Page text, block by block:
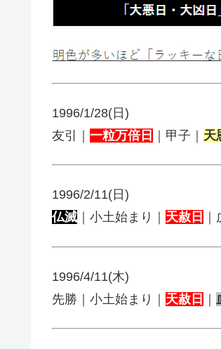
1996/1/28(日)
友引｜ 一粒万倍日 ｜甲子｜ 天
1996/2/11(日)
仏滅 ｜小土始まり｜ 天赦日
1996/4/11(木)
先勝｜小土始まり｜ 天赦日 ｜